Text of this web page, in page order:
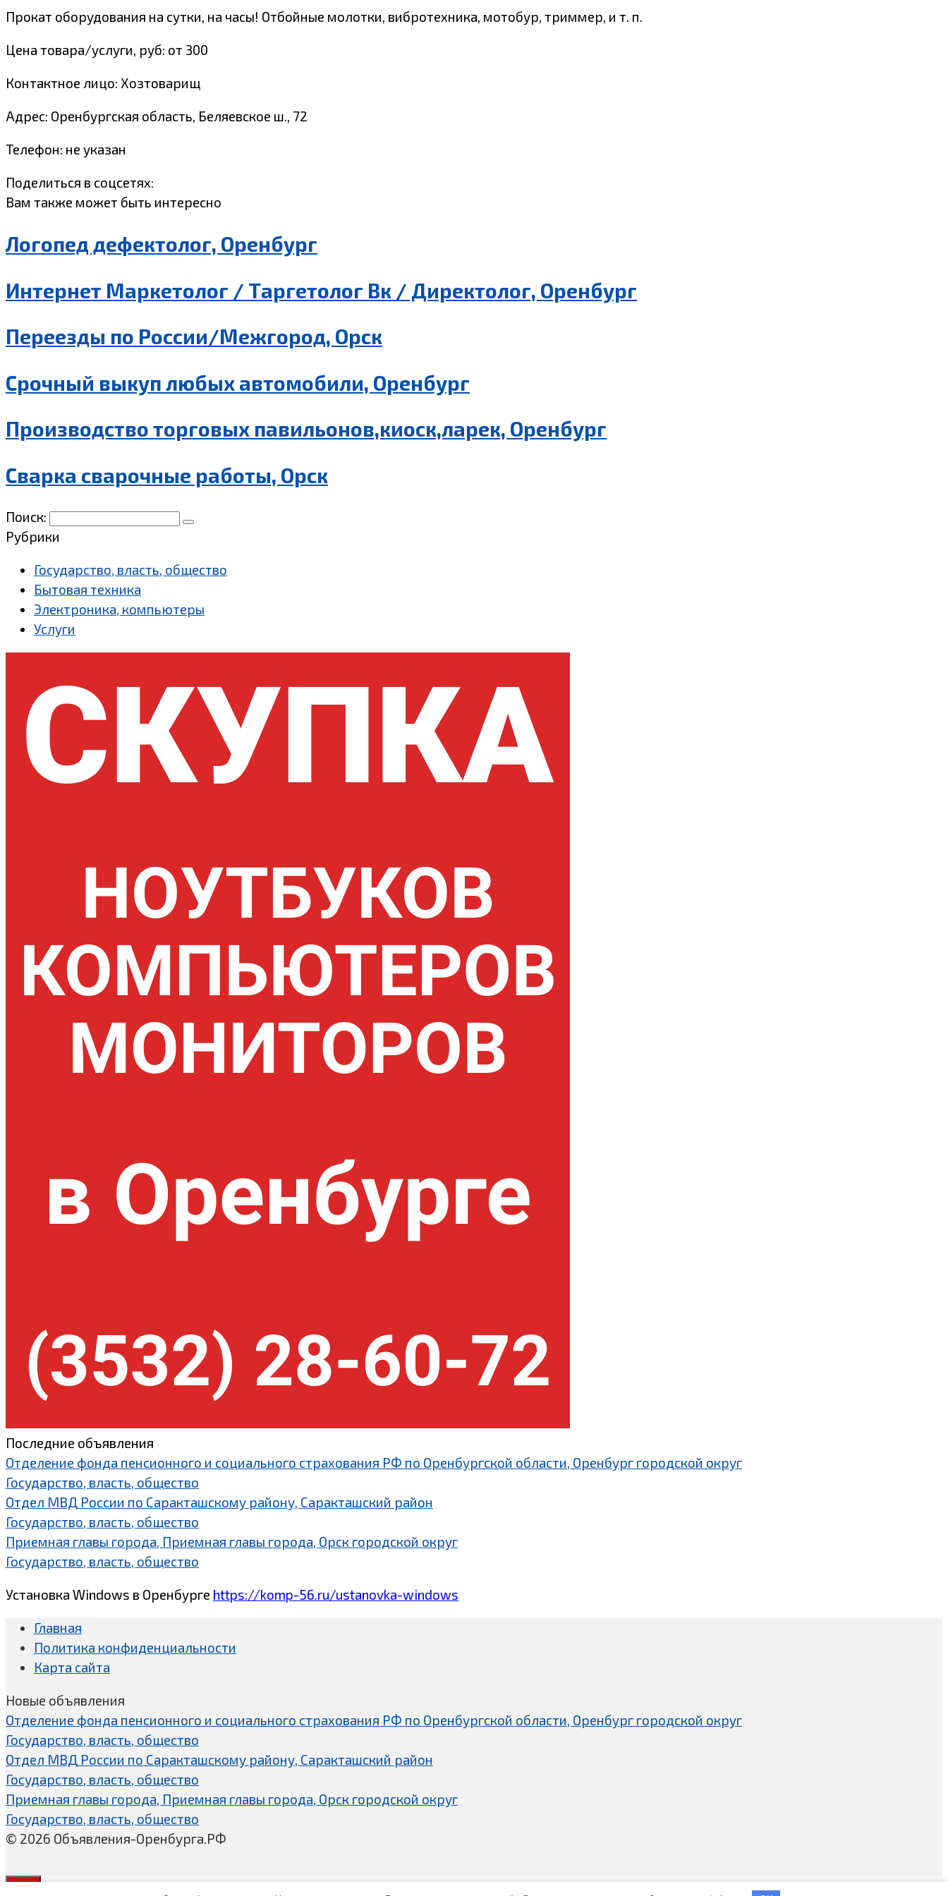
Прокат оборудования на сутки, на часы! Отбойные молотки, вибротехника, мотобур, триммер, и т. п.
Цена товара/услуги, руб: от 300
Контактное лицо: Хозтоварищ
Адрес: Оренбургская область, Беляевское ш., 72
Телефон: не указан
Поделиться в соцсетях:
Вам также может быть интересно
Логопед дефектолог, Оренбург
Интернет Маркетолог / Таргетолог Вк / Директолог, Оренбург
Переезды по России/Межгород, Орск
Срочный выкуп любых автомобили, Оренбург
Производство торговых павильонов,киоск,ларек, Оренбург
Сварка сварочные работы, Орск
Поиск:
Рубрики
Государство, власть, общество
Бытовая техника
Электроника, компьютеры
Услуги
Последние объявления
Отделение фонда пенсионного и социального страхования РФ по Оренбургской области, Оренбург городской округ
Государство, власть, общество
Отдел МВД России по Саракташскому району, Саракташский район
Государство, власть, общество
Приемная главы города, Приемная главы города, Орск городской округ
Государство, власть, общество
Установка Windows в Оренбурге https://komp-56.ru/ustanovka-windows
Главная
Политика конфиденциальности
Карта сайта
Новые объявления
Отделение фонда пенсионного и социального страхования РФ по Оренбургской области, Оренбург городской округ
Государство, власть, общество
Отдел МВД России по Саракташскому району, Саракташский район
Государство, власть, общество
Приемная главы города, Приемная главы города, Орск городской округ
Государство, власть, общество
© 2026 Объявления-Оренбурга.РФ